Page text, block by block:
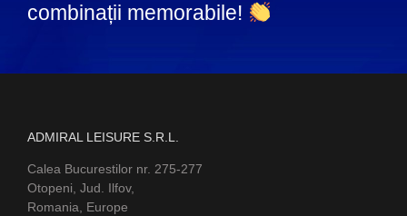
combinații memorabile!
ADMIRAL LEISURE S.R.L.
Calea Bucurestilor nr. 275-277
Otopeni, Jud. Ilfov,
Romania, Europe